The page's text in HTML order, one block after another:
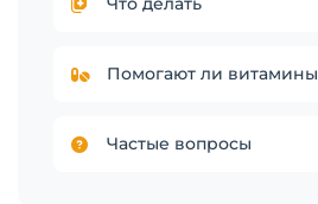
Помогают ли витамины
Частые вопросы